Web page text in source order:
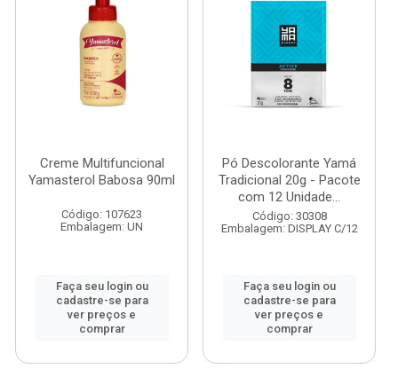
Creme Multifuncional
Yamasterol Babosa 90ml
Código: 107623
Embalagem: UN
Faça seu login ou
cadastre-se para
ver preços e
comprar
Pó Descolorante Yamá
Tradicional 20g - Pacote
com 12 Unidade...
Código: 30308
Embalagem: DISPLAY C/12
Faça seu login ou
cadastre-se para
ver preços e
comprar